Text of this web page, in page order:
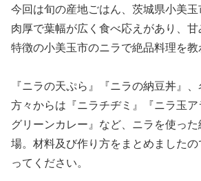
今回は旬の産地ごはん、茨城県小美玉
肉厚で葉幅が広く食べ応えがあり、
特徴の小美玉市のニラで絶品料理を教
『ニラの天ぷら』『ニラの納豆丼』
方々からは『ニラチヂミ』『ニラ玉
グリーンカレー』など、ニラを使っ
場。 材料及び作り方をまとめました
ってください。